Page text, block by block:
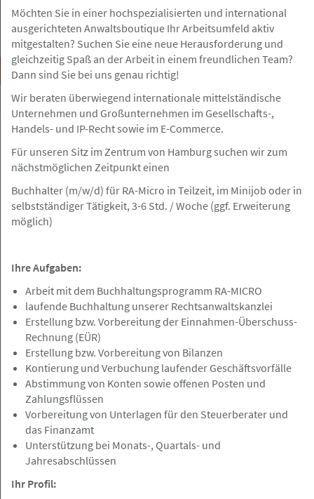
bundesweit Gesuch
07.08.2026
Juristische Fallbearbeitung/Zuarbeit
für Rechtsanwälte
Hamburg, Berlin, Frankfurt a.M, Nürnberg Angebot
07.08.2026
Volljurist / Jurist (m/w/d) für die
außergerichtliche Schadenregulierung
im Bereich Sachversicherung /
Regressbearbeitung
Rechtsanwälte Johannsen PartG mbB
Möchten Sie in einer hochspezialisierten und international
ausgerichteten Anwaltsboutique Ihr Arbeitsumfeld aktiv
mitgestalten? Suchen Sie eine neue Herausforderung und
gleichzeitig Spaß an der Arbeit in einem freundlichen Team?
Dann sind Sie bei uns genau richtig!
Wir beraten überwiegend internationale mittelständische
Unternehmen und Großunternehmen im Gesellschafts-,
Handels- und IP-Recht sowie im E-Commerce.
Für unseren Sitz im Zentrum von Hamburg suchen wir zum
nächstmöglichen Zeitpunkt einen
Buchhalter (m/w/d) für RA-Micro in Teilzeit, im Minijob oder in
selbstständiger Tätigkeit, 3-6 Std. / Woche (ggf. Erweiterung
möglich)
Ihre Aufgaben:
Arbeit mit dem Buchhaltungsprogramm RA-MICRO
laufende Buchhaltung unserer Rechtsanwaltskanzlei
Erstellung bzw. Vorbereitung der Einnahmen-Überschuss-
Rechnung (EÜR)
Erstellung bzw. Vorbereitung von Bilanzen
Kontierung und Verbuchung laufender Geschäftsvorfälle
Abstimmung von Konten sowie offenen Posten und
Zahlungsflüssen
Vorbereitung von Unterlagen für den Steuerberater und
das Finanzamt
Unterstützung bei Monats-, Quartals- und
Jahresabschlüssen
Ihr Profil: